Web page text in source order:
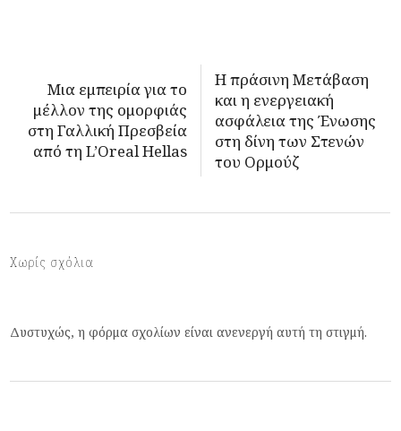
Μια εμπειρία για το
μέλλον της ομορφιάς
στη Γαλλική Πρεσβεία
από τη L’Oreal Hellas
Η πράσινη Μετάβαση
και η ενεργειακή
ασφάλεια της Ένωσης
στη δίνη των Στενών
του Ορμούζ
Χωρίς σχόλια
Δυστυχώς, η φόρμα σχολίων είναι ανενεργή αυτή τη στιγμή.